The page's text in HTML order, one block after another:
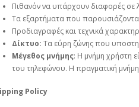
Πιθανόν να υπάρχουν διαφορές σε
Τα εξαρτήματα που
Προδιαγραφές και τεχνικά
Δίκτυο: Τα εύρη ζώνης που
Μέγεθος μνήμης: Η μνήμη χρήστη
του τηλεφώνου. Η πραγματική μνήμη
Policy